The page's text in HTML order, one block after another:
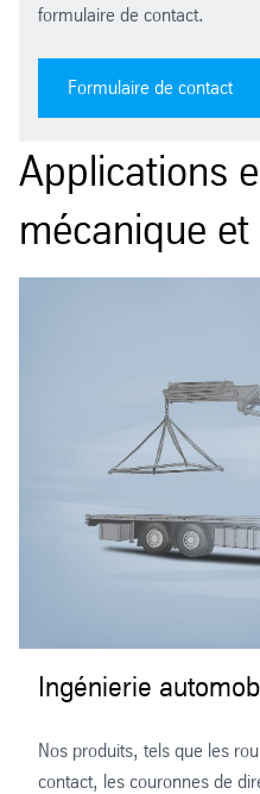
formulaire de contact.
Formulaire de contact
Applications
mécanique
Ingénierie
Nos produits, tels que les
contact, les couronnes de